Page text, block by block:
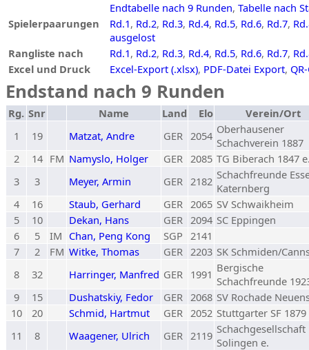
Endtabelle nach 9 Runden, Tabelle nach
Spielerpaarungen
Rd.1, Rd.2, Rd.3, Rd.4, Rd.5, Rd.6, Rd.7,
ausgelost
Rangliste nach
Rd.1, Rd.2, Rd.3, Rd.4, Rd.5, Rd.6, Rd.7,
Excel und Druck
Excel-Export (.xlsx), PDF-Datei Export,
Endstand nach 9 Runden
Rg. Snr Name Land Elo
Verein/Ort
1
19 Matzat, Andre GER 2054 Oberhausener
Schachverein 1887
2
14 FM Namyslo, Holger GER 2085 TG Biberach 1847
3
3 Meyer, Armin GER 2182 Schachfreunde
Katernberg
4
16 Staub, Gerhard GER 2065 SV Schwaikheim
5
10 Dekan, Hans GER 2094 SC Eppingen
6
5 IM Chan, Peng Kong SGP 2141
7
2 FM Witke, Thomas GER 2203 SK Schmiden/
8
32 Harringer, Manfred GER 1991 Bergische
Schachfreunde
9
15 Dushatskiy, Fedor GER 2068 SV Rochade
10
20 Schmid, Hartmut GER 2052 Stuttgarter SF 1879
11
8 Waagener, Ulrich GER 2119 Schachgesellschaft
Solingen e.